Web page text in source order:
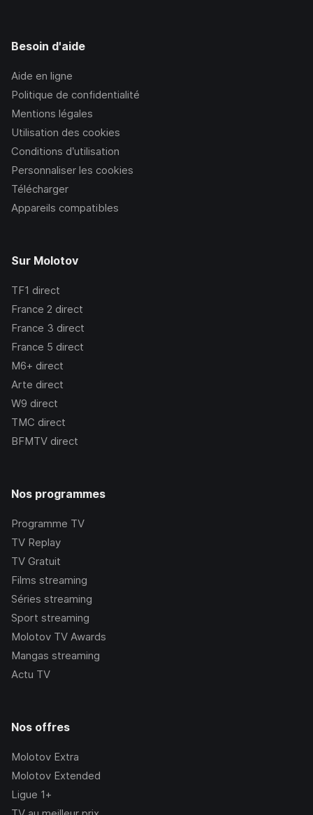
Besoin d'aide
Aide en ligne
Politique de confidentialité
Mentions légales
Utilisation des cookies
Conditions d’utilisation
Personnaliser les cookies
Télécharger
Appareils compatibles
Sur Molotov
TF1 direct
France 2 direct
France 3 direct
France 5 direct
M6+ direct
Arte direct
W9 direct
TMC direct
BFMTV direct
Nos programmes
Programme TV
TV Replay
TV Gratuit
Films streaming
Séries streaming
Sport streaming
Molotov TV Awards
Mangas streaming
Actu TV
Nos offres
Molotov Extra
Molotov Extended
Ligue 1+